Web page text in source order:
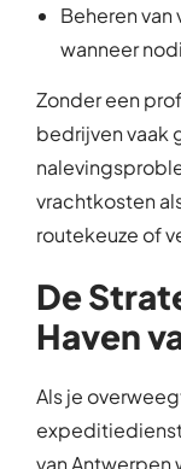
Beheren
wanneer
Zonder een
bedrijven vaak
vrachtkosten
routekeuze of
De
Haven
Als je
van Antwerpen